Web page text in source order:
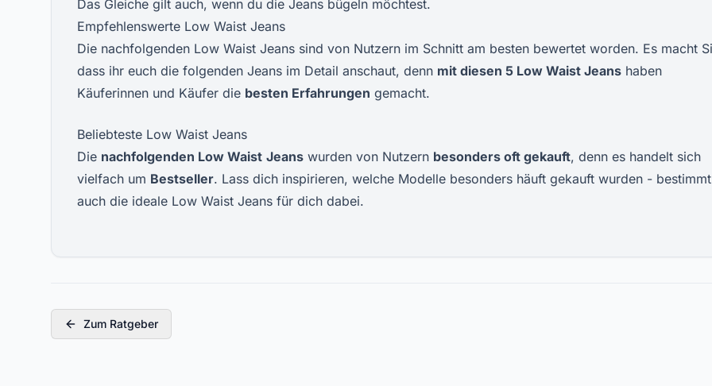
Das Gleiche gilt auch, wenn du die Jeans bügeln möchtest.
Empfehlenswerte Low Waist Jeans
Die nachfolgenden Low Waist Jeans sind von Nutzern im Schnitt am besten bewertet worden. Es macht
dass ihr euch die folgenden Jeans im Detail anschaut, denn mit diesen 5 Low Waist Jeans haben
Käuferinnen und Käufer die besten Erfahrungen gemacht.
Beliebteste Low Waist Jeans
Die nachfolgenden Low Waist Jeans wurden von Nutzern besonders oft gekauft, denn es handelt sich
vielfach um Bestseller. Lass dich inspirieren, welche Modelle besonders häuft gekauft wurden -
auch die ideale Low Waist Jeans für dich dabei.
Zum Ratgeber